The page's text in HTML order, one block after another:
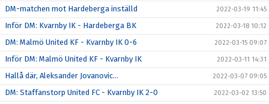
DM-matchen mot Hardeberga inställd 2022-03-19 11:45
Inför DM: Kvarnby IK - Hardeberga BK 2022-03-18 10:12
DM: Malmö United KF - Kvarnby IK 0-6 2022-03-15 09:07
Inför DM: Malmö United KF - Kvarnby IK 2022-03-11 14:31
Hallå där, Aleksander Jovanovic... 2022-03-07 09:05
DM: Staffanstorp United FC - Kvarnby IK 2-0 2022-03-02 13:50